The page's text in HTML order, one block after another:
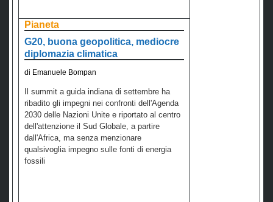
Pianeta
G20, buona geopolitica, mediocre
diplomazia climatica
di Emanuele Bompan
Il summit a guida indiana di settembre ha
ribadito gli impegni nei confronti dell'Agenda
2030 delle Nazioni Unite e riportato al centro
dell'attenzione il Sud Globale, a partire
dall'Africa, ma senza menzionare
qualsivoglia impegno sulle fonti di energia
fossili